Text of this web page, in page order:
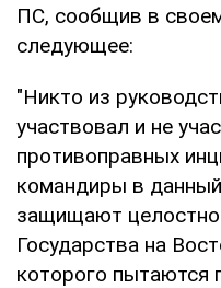
ПС, сообщив в
следующее:
"Никто из
участвовал и не
противоправных
командиры в
защищают
Государства на
которого пытаются